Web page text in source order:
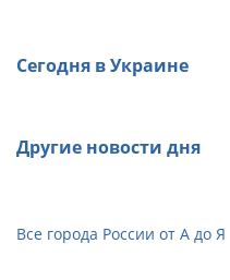
Сегодня в Украине
Другие новости дня
Все города России от А до Я